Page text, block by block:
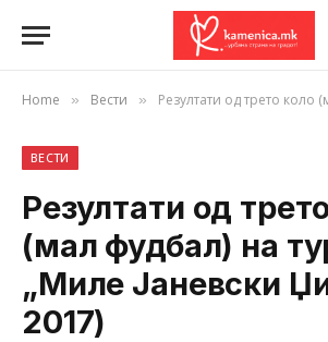
Home » Вести » Резултати од трето коло (мал фудбал) на
ВЕСТИ
Резултати од
(мал фудбал) на
„Миле Јаневски
2017)